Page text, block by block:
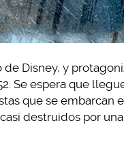
Disney, y
Se espera que
que se embarcan
destruidos por